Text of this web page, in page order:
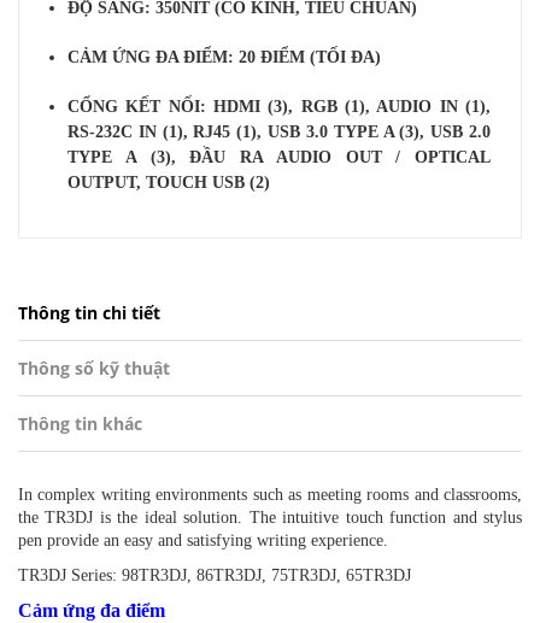
ĐỘ SÁNG: 350NIT (CÓ KÍNH, TIÊU CHUẨN)
CẢM ỨNG ĐA ĐIỂM: 20 ĐIỂM (TỐI ĐA)
CỔNG KẾT NỐI: HDMI (3), RGB (1), AUDIO IN (1),
RS-232C IN (1), RJ45 (1), USB 3.0 TYPE A (3), USB 2.0
TYPE A (3), ĐẦU RA AUDIO OUT / OPTICAL
OUTPUT, TOUCH USB (2)
Thông tin chi tiết
Thông số kỹ thuật
Thông tin khác
In complex writing environments such as meeting rooms and classrooms,
the TR3DJ is the ideal solution. The intuitive touch function and stylus
pen provide an easy and satisfying writing experience.
TR3DJ Series: 98TR3DJ, 86TR3DJ, 75TR3DJ, 65TR3DJ
Cảm ứng đa điểm